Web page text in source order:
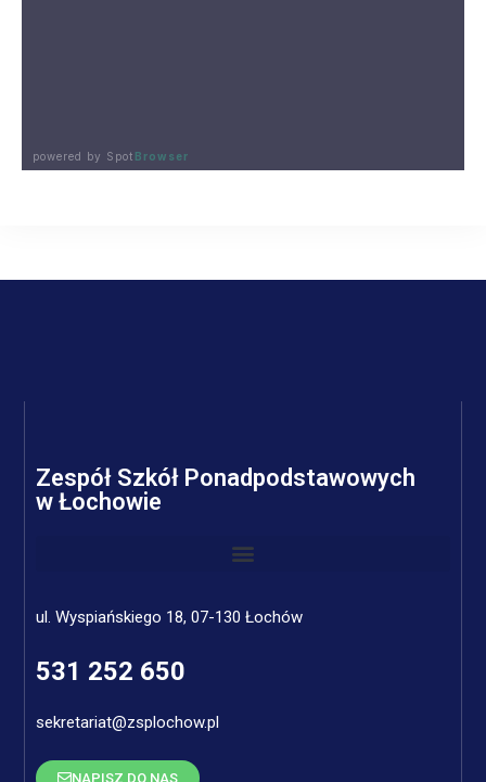
Zespół Szkół Ponadpodstawowych
w Łochowie
ul. Wyspiańskiego 18, 07-130 Łochów
531 252 650
sekretariat@zsplochow.pl
NAPISZ DO NAS